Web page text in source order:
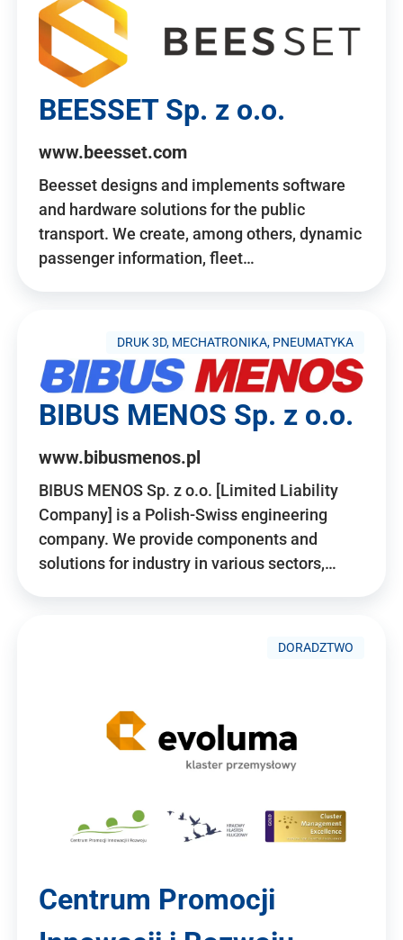
BEESSET Sp. z o.o.
www.beesset.com
Beesset designs and implements software
and hardware solutions for the public
transport. We create, among others, dynamic
passenger information, fleet…
DRUK 3D, MECHATRONIKA, PNEUMATYKA
BIBUS MENOS Sp. z o.o.
www.bibusmenos.pl
BIBUS MENOS Sp. z o.o. [Limited Liability
Company] is a Polish-Swiss engineering
company. We provide components and
solutions for industry in various sectors,…
DORADZTWO
Centrum Promocji